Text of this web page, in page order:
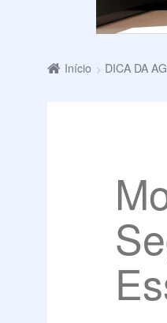
Início DICA DA